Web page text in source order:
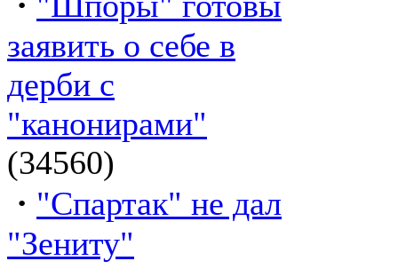
заявить о себе в
дерби с
"канонирами"
(34560)
· "Спартак" не дал
"Зениту"